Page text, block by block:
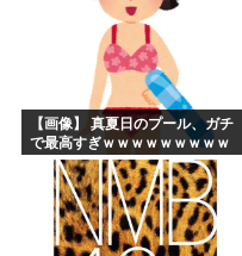
【画像】 真夏日のプール、ガチ
で最高すぎｗｗｗｗｗｗｗｗｗ